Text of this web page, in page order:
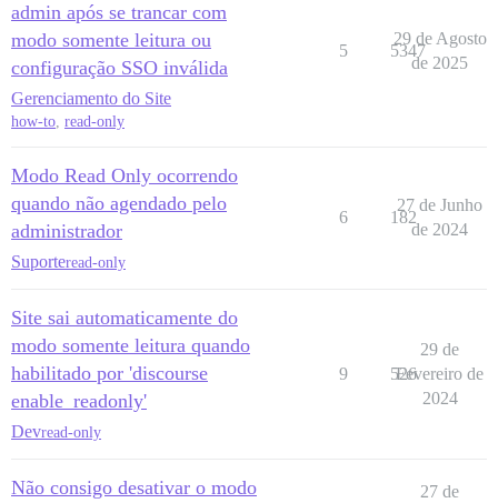
admin após se trancar com
modo somente leitura ou
configuração SSO inválida
Gerenciamento do Site
how-to, read-only
5 5347
29 de Agosto
de 2025
Modo Read Only ocorrendo
quando não agendado pelo
administrador
Suporteread-only
6 182
27 de Junho
de 2024
Site sai automaticamente do
modo somente leitura quando
habilitado por 'discourse
enable_readonly'
Devread-only
9 526
29 de
Fevereiro de
2024
Não consigo desativar o modo
27 de